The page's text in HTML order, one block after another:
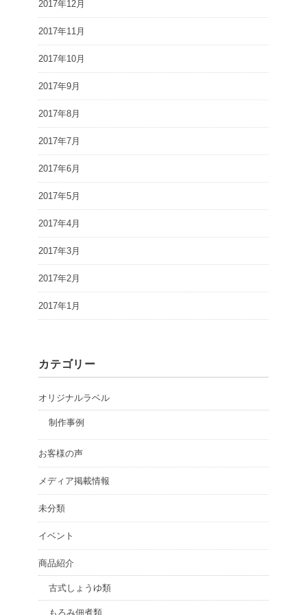
2017年12月
2017年11月
2017年10月
2017年9月
2017年8月
2017年7月
2017年6月
2017年5月
2017年4月
2017年3月
2017年2月
2017年1月
カテゴリー
オリジナルラベル
制作事例
お客様の声
メディア掲載情報
未分類
イベント
商品紹介
古式しょうゆ類
もろみ佃煮類